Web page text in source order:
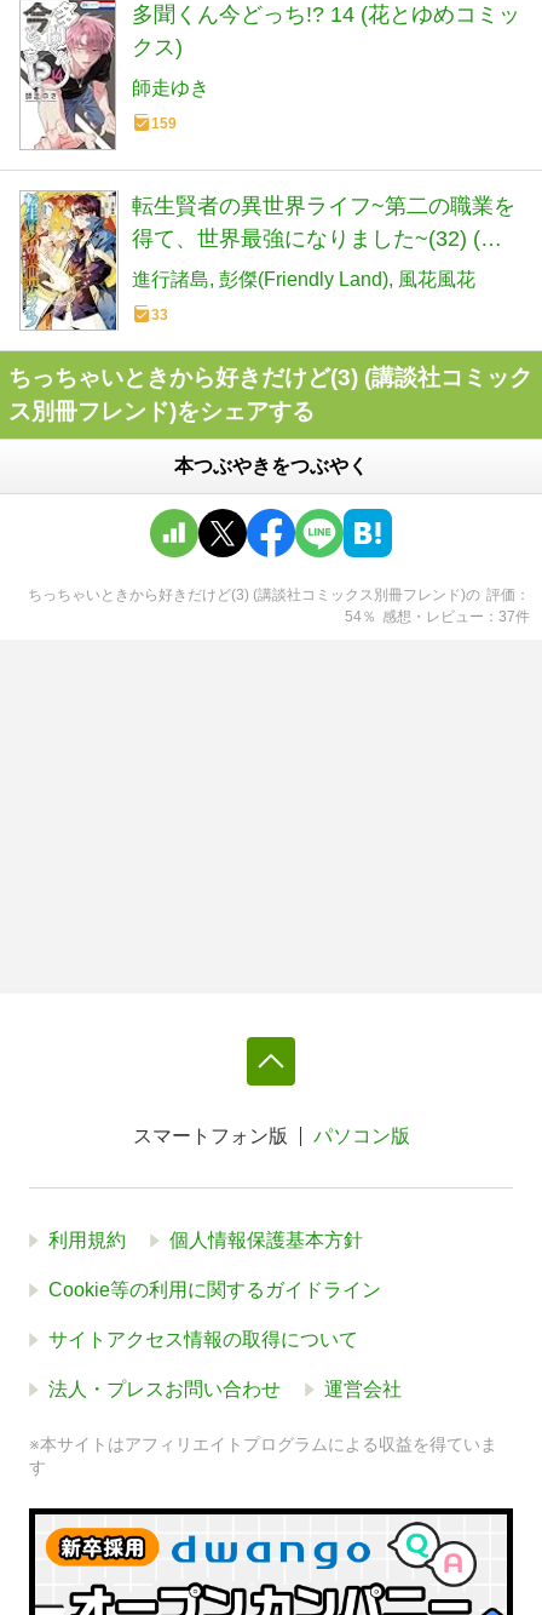
多聞くん今どっち!? 14 (花とゆめコミッ
クス)
師走ゆき
159
転生賢者の異世界ライフ~第二の職業を
得て、世界最強になりました~(32) (ガ
ンガンコミックスUP!)
進行諸島 彭傑(Friendly Land) 風花風花
33
ちっちゃいときから好きだけど(3) (講談社コミック
ス別冊フレンド)をシェアする
本つぶやきをつぶやく
ちっちゃいときから好きだけど(3) (講談社コミックス別冊フレンド)の 評価
54％ 感想・レビュー 37件
スマートフォン版 パソコン版
利用規約 個人情報保護基本方針
Cookie等の利用に関するガイドライン
サイトアクセス情報の取得について
法人・プレスお問い合わせ 運営会社
※本サイトはアフィリエイトプログラムによる収益を得ていま
す